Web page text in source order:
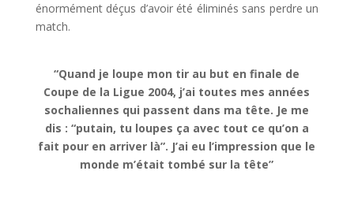
énormément déçus d’avoir été éliminés sans perdre un
match.
“Quand je loupe mon tir au but en finale de
Coupe de la Ligue 2004, j’ai toutes mes années
sochaliennes qui passent dans ma tête. Je me
dis : “putain, tu loupes ça avec tout ce qu’on a
fait pour en arriver là”. J’ai eu l’impression que le
monde m’était tombé sur la tête”